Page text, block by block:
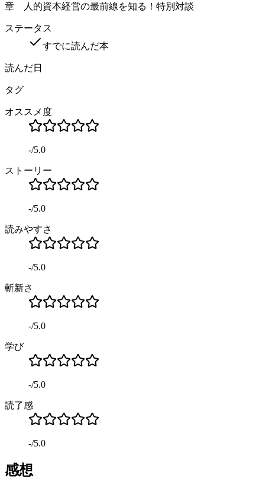
章 人的資本経営の最前線を知る！特別対談
ステータス
すでに読んだ本
読んだ日
タグ
オススメ度
-/5.0
ストーリー
-/5.0
読みやすさ
-/5.0
斬新さ
-/5.0
学び
-/5.0
読了感
-/5.0
感想